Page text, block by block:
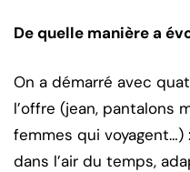
De quelle manière a
On a démarré avec
l’offre (jean, pantalons
femmes qui
dans l’air du temps,